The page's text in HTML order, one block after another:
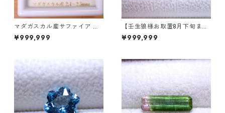
マダガスカル産サファイア ル
ース 9個組 2.4～2.5mm
¥999,999
【壬生狼様お取置8月下旬ま
で】マダガスカル産スフェー
ン ラウンドカットルース 0.45
¥999,999